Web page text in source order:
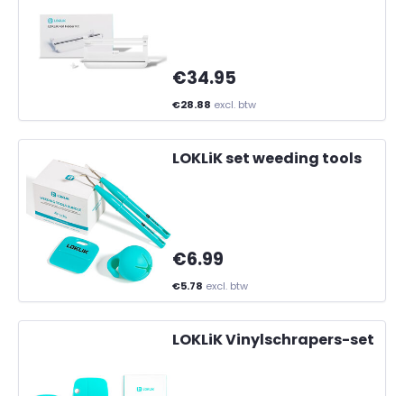
€34.95
€28.88 excl. btw
LOKLiK set weeding tools
€6.99
€5.78 excl. btw
LOKLiK Vinylschrapers-set